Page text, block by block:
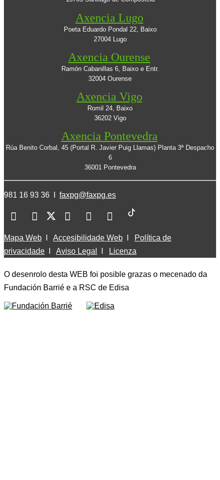
Axencia Lugo
Poeta Eduardo Pondal 22, Baixo
27004 Lugo
Axencia Ourense
Ramón Cabanillas 6, Baixo e Entr.
32004 Ourense
Axencia Vigo
Romil 24, Baixo
36202 Vigo
Axencia Pontevedra
Rúa Benito Corbal, 45 (Portal R. Javier Puig Llamas) Planta 3ª Despacho
6
36001 Pontevedra
981 16 93 36 I faxpg@faxpg.es
Mapa Web Accesibilidade Web
Política de
privacidade
Aviso Legal Licenza
O desenrolo desta WEB foi posible grazas o mecenado da
Fundación Barrié e a RSC de Edisa